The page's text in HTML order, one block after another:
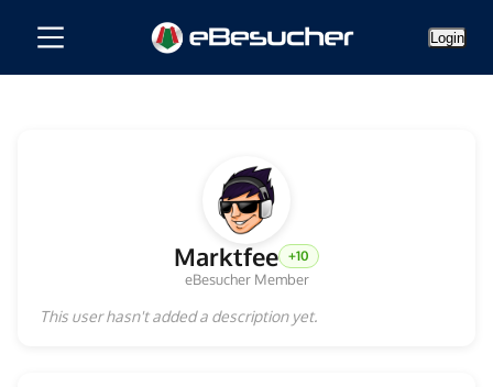
Login
Marktfee +10
eBesucher Member
This user hasn't added a description yet.